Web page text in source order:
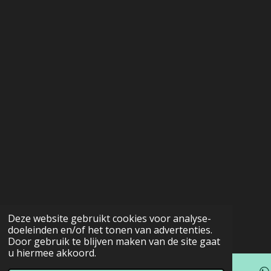
Deze website gebruikt cookies voor analyse-
doeleinden en/of het tonen van advertenties.
Door gebruik te blijven maken van de site gaat
u hiermee akkoord.